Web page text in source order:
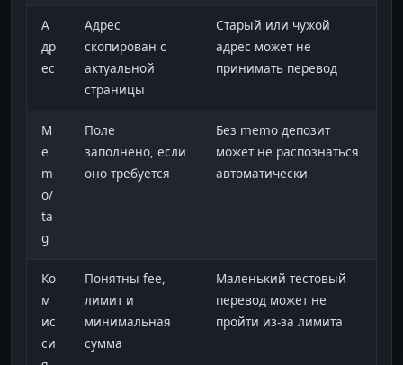
А
др
ес
Адрес
скопирован с
актуальной
страницы
Старый или чужой
адрес может не
принимать перевод
M
e
m
o/
ta
g
Поле
заполнено, если
оно требуется
Без memo депозит
может не распознаться
автоматически
Ко
м
ис
си
Понятны fee,
лимит и
минимальная
сумма
Маленький тестовый
перевод может не
пройти из-за лимита